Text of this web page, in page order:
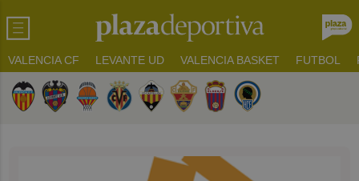
VALENCIA CF LEVANTE UD VALENCIA BASKET FUTBOL